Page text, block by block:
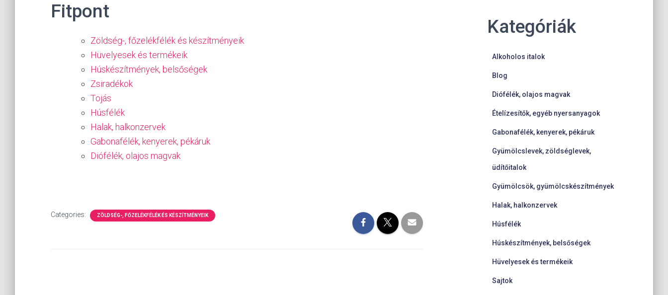
Fitpont
Zöldség-, főzelékfélék és készítményeik
Hüvelyesek és termékeik
Húskészítmények, belsőségek
Zsiradékok
Tojás
Húsfélék
Halak, halkonzervek
Gabonafélék, kenyerek, pékáruk
Diófélék, olajos magvak
Categories: ZÖLDSÉG-, FŐZELÉKFÉLÉK ÉS KÉSZÍTMÉNYEIK
Kategóriák
Alkoholos italok
Blog
Diófélék, olajos magvak
Ételízesítők, egyéb nyersanyagok
Gabonafélék, kenyerek, pékáruk
Gyümölcslevek, zöldséglevek,
üdítőitalok
Gyümölcsök, gyümölcskészítmények
Halak, halkonzervek
Húsfélék
Húskészítmények, belsőségek
Hüvelyesek és termékeik
Sajtok